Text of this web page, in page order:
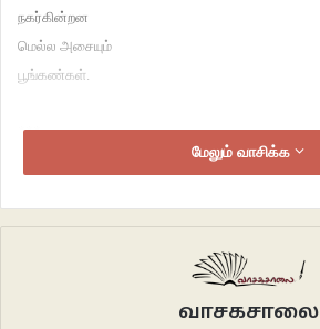
நகர்கின்றன
மெல்ல அசையும்
பூங்கண்கள்.
***
சொடுக்கி வழிந்தோடுகின்றன
மேலும் வாசிக்க
வாசகசாலை